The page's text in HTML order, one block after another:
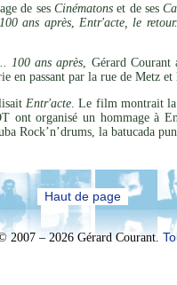
de ses Cinématonset de ses
ans après, Entr'acte, le
100 ans après, Gérard Courant
en passant par la rue de Metz
Entr'acte . Le film montrait
ont organisé un hommage à
Rock’n’drums, la batucada
Haut de page
2007 – 2026 Gérard Courant.